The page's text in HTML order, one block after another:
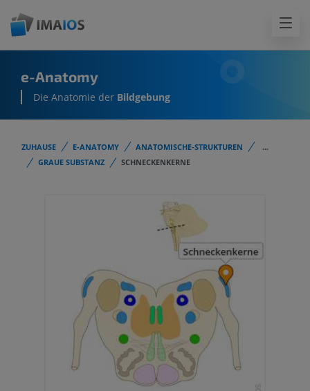
e-Anatomy
Die Anatomie der Bildgebung
ZUHAUSE E-ANATOMY ANATOMISCHE-STRUKTUREN
...
GRAUE SUBSTANZ
SCHNECKENKERNE